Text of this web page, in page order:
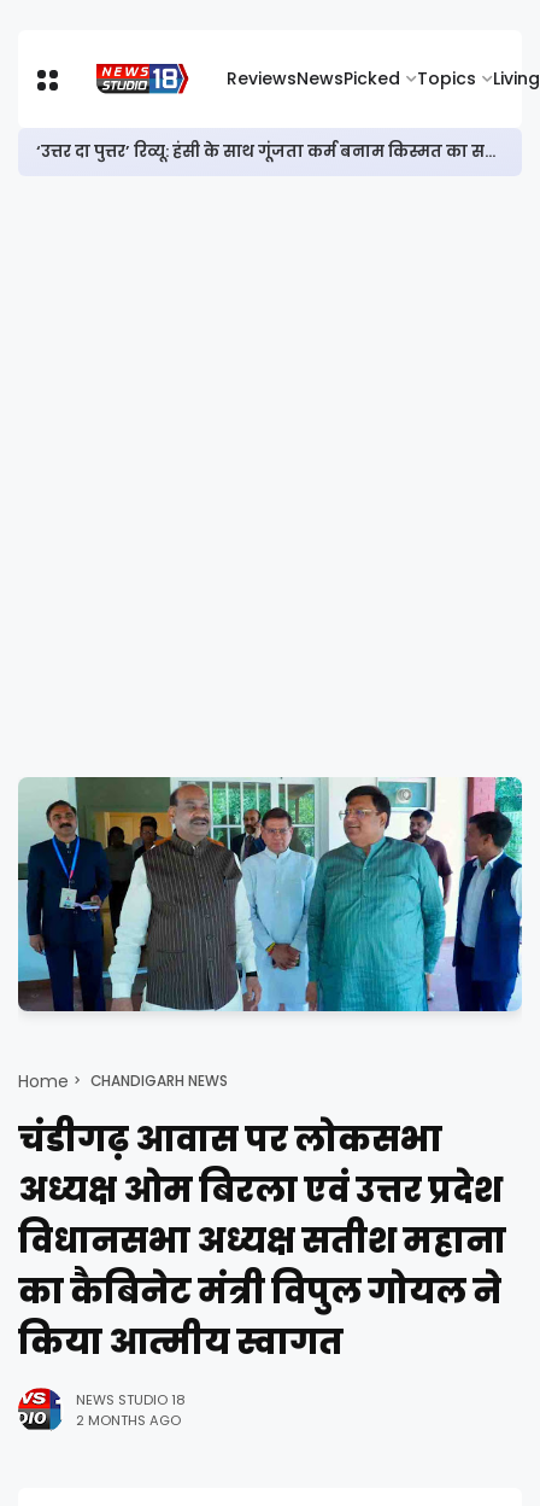
ReviewsNewsPicked Topics Living
‘उत्तर दा पुत्तर’ रिव्यू: हंसी के साथ गूंजता कर्म बनाम किस्मत का सवाल
Home CHANDIGARH NEWS
चंडीगढ़ आवास पर लोकसभा
अध्यक्ष ओम बिरला एवं उत्तर प्रदेश
विधानसभा अध्यक्ष सतीश महाना
का कैबिनेट मंत्री विपुल गोयल ने
किया आत्मीय स्वागत
NEWS STUDIO 18
2 MONTHS AGO